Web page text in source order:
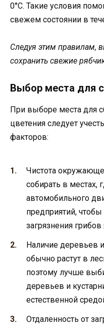
0°С. Такие условия
свежем состоянии в
Следуя этим правилам,
сохранить свежие
Выбор места для
При выборе места для
цветения следует
факторов:
Чистота
собирать в местах,
автомобильного
предприятий,
загрязнения
Наличие деревьев
обычно растут в
поэтому лучше
деревьев и
естественной
Отдаленность от